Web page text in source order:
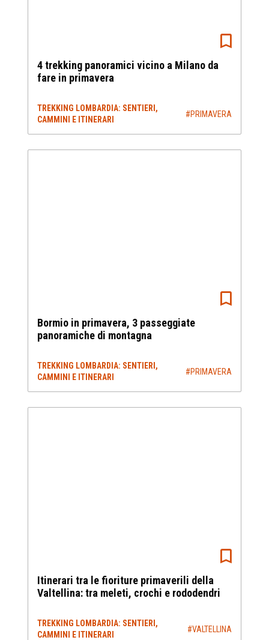
4 trekking panoramici vicino a Milano da
fare in primavera
TREKKING LOMBARDIA: SENTIERI,
CAMMINI E ITINERARI
#PRIMAVERA
Bormio in primavera, 3 passeggiate
panoramiche di montagna
TREKKING LOMBARDIA: SENTIERI,
CAMMINI E ITINERARI
#PRIMAVERA
Itinerari tra le fioriture primaverili della
Valtellina: tra meleti, crochi e rododendri
TREKKING LOMBARDIA: SENTIERI,
CAMMINI E ITINERARI
#VALTELLINA